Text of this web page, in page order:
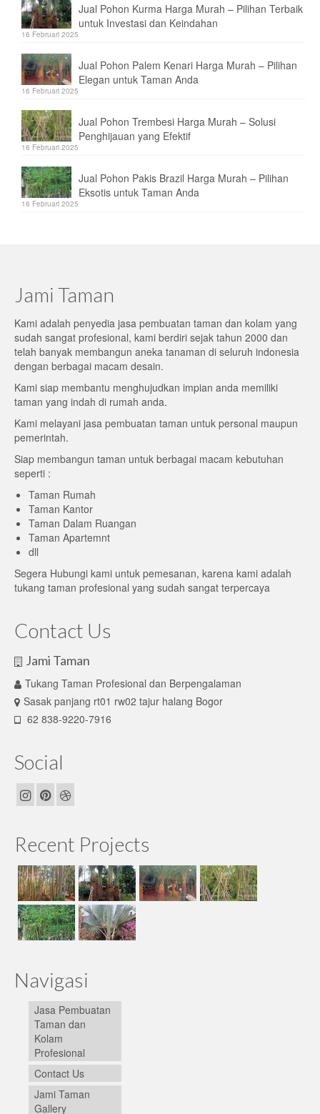
Jual Pohon Kurma Harga Murah – Pilihan Terbaik
untuk Investasi dan Keindahan
16 Februari 2025
Jual Pohon Palem Kenari Harga Murah – Pilihan
Elegan untuk Taman Anda
16 Februari 2025
Jual Pohon Trembesi Harga Murah – Solusi
Penghijauan yang Efektif
16 Februari 2025
Jual Pohon Pakis Brazil Harga Murah – Pilihan
Eksotis untuk Taman Anda
16 Februari 2025
Jami Taman
Kami adalah penyedia jasa pembuatan taman dan kolam yang
sudah sangat profesional, kami berdiri sejak tahun 2000 dan
telah banyak membangun aneka tanaman di seluruh indonesia
dengan berbagai macam desain.
Kami siap membantu menghujudkan impian anda memiliki
taman yang indah di rumah anda.
Kami melayani jasa pembuatan taman untuk personal maupun
pemerintah.
Siap membangun taman untuk berbagai macam kebutuhan
seperti :
Taman Rumah
Taman Kantor
Taman Dalam Ruangan
Taman Apartemnt
dll
Segera Hubungi kami untuk pemesanan, karena kami adalah
tukang taman profesional yang sudah sangat terpercaya
Contact Us
Jami Taman
Tukang Taman Profesional dan Berpengalaman
Sasak panjang rt01 rw02 tajur halang Bogor
62 838-9220-7916
Social
Recent Projects
Navigasi
Jasa Pembuatan
Taman dan
Kolam
Profesional
Contact Us
Jami Taman
Gallery